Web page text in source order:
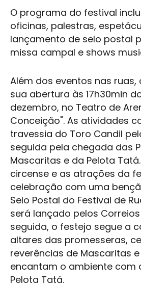
O programa do festival
oficinas, palestras,
lançamento de selo postal
missa campal e shows
Além dos eventos nas
sua abertura às 17h30min
dezembro, no Teatro de
Conceição". As atividades
travessia do Toro Candil
seguida pela chegada das
Mascaritas e da Pelota
circense e as atrações da
celebração com uma
Selo Postal do Festival de
será lançado pelos Correios
seguida, o festejo segue a
altares das promesseras,
reverências de Mascaritas
encantam o ambiente com
Pelota Tatá.